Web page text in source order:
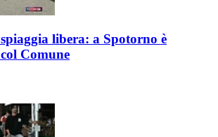
libera: a Spotorno è
Comune